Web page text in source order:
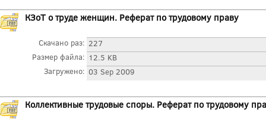
КЗоТ о труде женщин. Реферат по трудовому праву
Скачано раз: 227
Размер файла: 12.5 KB
Загружено: 03 Sep 2009
Коллективные трудовые споры. Реферат по трудовому